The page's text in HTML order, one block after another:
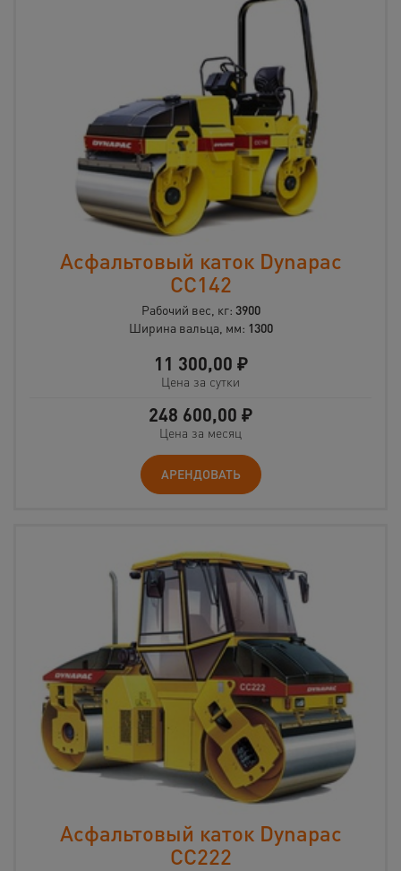
Асфальтовый каток Dynapac
CС142
Рабочий вес, кг: 3900
Ширина вальца, мм: 1300
11 300,00 ₽
Цена за сутки
248 600,00 ₽
Цена за месяц
АРЕНДОВАТЬ
Асфальтовый каток Dynapac
CС222